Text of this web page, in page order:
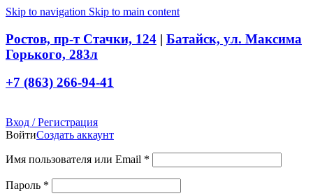
Skip to navigation Skip to main content
Ростов, пр-т Стачки, 124 | Батайск, ул. Максима
Горького, 283л
+7 (863) 266-94-41
Вход / Регистрация
ВойтиСоздать аккаунт
Имя пользователя или Email *
Пароль *